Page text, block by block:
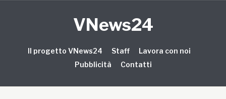
VNews24
Il progetto VNews24 Staff
Lavora con noi
Pubblicità
Contatti